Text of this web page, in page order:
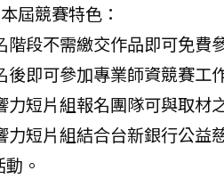
競賽特色：
階段不需繳交作品即可免費
後即可參加專業師資競賽工
力短片組報名團隊可與取材
力短片組結合台新銀行公益
。